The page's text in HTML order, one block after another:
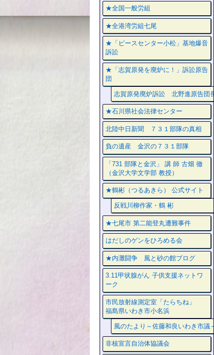
★全国一般労組
★全港湾労組七尾
★「ピースセンター小松」基地爆音
訴訟
★「志賀原発を廃炉に！」訴訟原告
団
志賀原発廃炉訴訟 北野進原告団長
★石川県社会法律センター
北陸中日新聞 ７３１部隊の真相
負の遺産 金沢の７３１部隊
「731 部隊と金沢」 講 師 古畑 徹
（金沢大学文学部 教授）
★鶴彬（つるあきら） 公式サイト
反戦川柳作家・鶴 彬
★七尾市 第二能登丸遭難事件
はだしのゲンをひろめる会
★内灘闘争 風と砂の館ブログ
3.11甲状腺がん 子供支援ネットワ
ーク
市民放射線測定室「たらちね」
福島県いわき市小名浜
風のたより～佐藤和良いわき市議～
非核宣言自治体協議会